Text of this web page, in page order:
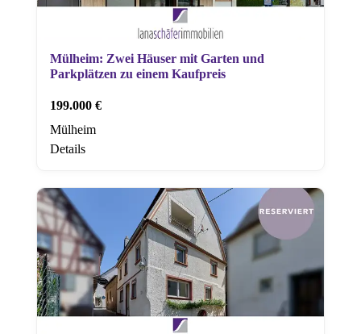
Mülheim: Zwei Häuser mit Garten und
Parkplätzen zu einem Kaufpreis
199.000 €
Mülheim
Details